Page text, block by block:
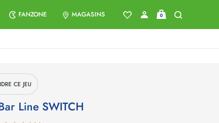
FANZONE MAGASINS 0
CE JEU
Line SWITCH